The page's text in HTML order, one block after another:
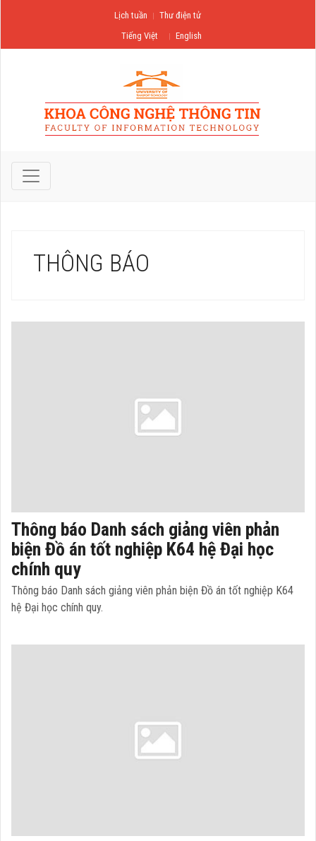
Lịch tuần
Thư điện tử
Tiếng Việt
English
THÔNG BÁO
Thông báo Danh sách giảng viên phản
biện Đồ án tốt nghiệp K64 hệ Đại học
chính quy
Thông báo Danh sách giảng viên phản biện Đồ án tốt nghiệp K64
hệ Đại học chính quy.